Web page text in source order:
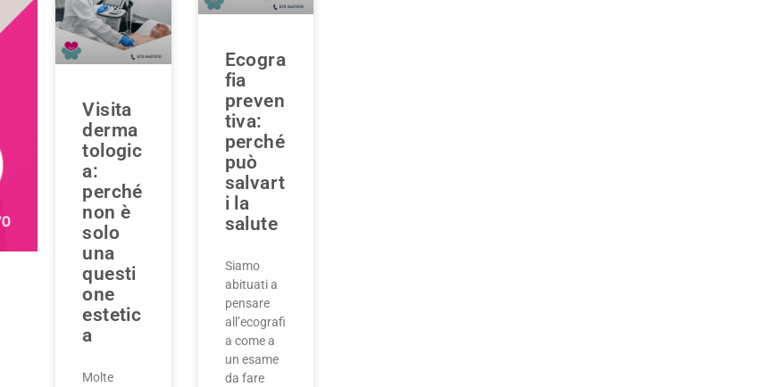
Visita
derma
tologic
a:
perché
non è
solo
una
questi
one
estetic
a
Molte
Ecogra
fia
preven
tiva:
perché
può
salvart
i la
salute
Siamo
abituati a
pensare
all’ecografi
a come a
un esame
da fare